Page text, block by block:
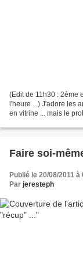
(Edit de 11h30 : 2ème
l'heure ...) J'adore les
en vitrine ... mais le
Faire soi-
Publié le 20/08/2011 à
Par jeresteph